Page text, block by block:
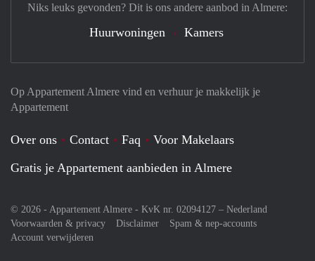
Op Appartement Almere vind en verhuur je makkelijk je
Appartement
Over ons Contact Faq
Voor Makelaars
Gratis je Appartement aanbieden in Almere
© 2026 - Appartement Almere - KvK nr. 02094127 – Nederland
Voorwaarden & privacy
Disclaimer
Spam & nep-accounts
Account verwijderen
Niks leuks gevonden? Dit is ons andere aanbod in Almere:
Huurwoningen Kamers